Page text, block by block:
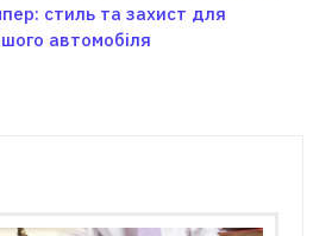
стиль та захист для
автомобіля